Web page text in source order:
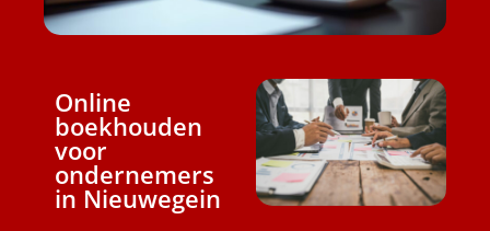
Online
boekhouden
voor
ondernemers
in Nieuwegein